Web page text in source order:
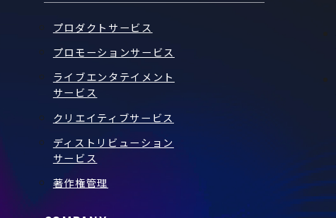
プロダクトサービス
プロモーションサービス
ライブエンタテイメント
サービス
クリエイティブサービス
ディストリビューション
サービス
著作権管理